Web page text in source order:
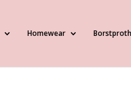
Homewear